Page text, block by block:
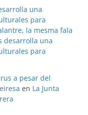
una
para
la mesma fala
desarrolla una
para
a pesar del
en La Junta